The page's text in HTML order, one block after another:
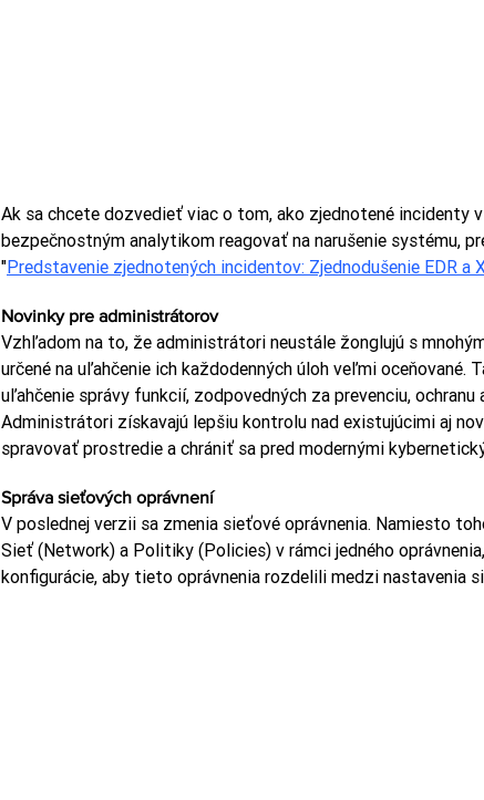
Ak sa chcete dozvedieť viac o tom, ako zjednotené incidenty
bezpečnostným analytikom reagovať na narušenie systému,
"Predstavenie zjednotených incidentov: Zjednodušenie EDR a
Novinky pre administrátorov
Vzhľadom na to, že administrátori neustále žonglujú s
určené na uľahčenie ich každodenných úloh veľmi oceňované.
uľahčenie správy funkcií, zodpovedných za prevenciu,
Administrátori získavajú lepšiu kontrolu nad existujúcimi aj
spravovať prostredie a chrániť sa pred modernými
Správa sieťových oprávnení
V poslednej verzii sa zmenia sieťové oprávnenia. Namiesto
Sieť (Network) a Politiky (Policies) v rámci jedného
konfigurácie, aby tieto oprávnenia rozdelili medzi nastavenia